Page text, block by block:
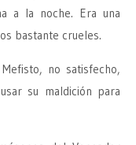
a la noche. Era una
bastante crueles.
no satisfecho,
su maldición para